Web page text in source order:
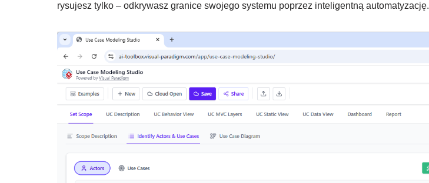
rysujesz tylko – odkrywasz granice swojego systemu poprzez inteligentną automatyzację.